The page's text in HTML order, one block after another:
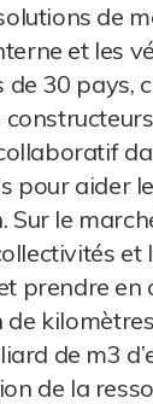
de
et les
30 pays,
pour aider
le
prendre
de m3
de la